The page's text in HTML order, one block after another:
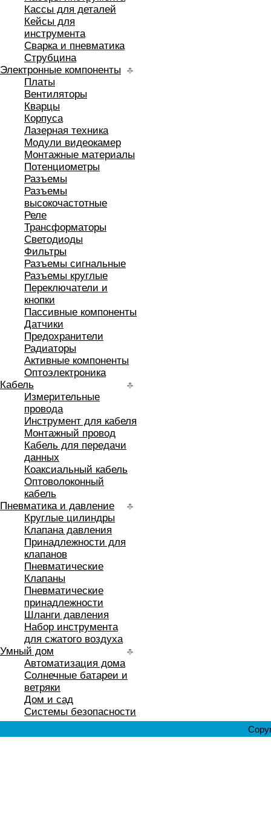
Кассы для деталей
Кейсы для
инструмента
Сварка и пневматика
Струбцина
Электронные компоненты
Платы
Вентиляторы
Кварцы
Корпуса
Лазерная техника
Модули видеокамер
Монтажные материалы
Потенциометры
Разъемы
Разъемы
высокочастотные
Реле
Трансформаторы
Светодиоды
Фильтры
Разъемы сигнальные
Разъемы круглые
Переключатели и
кнопки
Пассивные компоненты
Датчики
Предохранители
Радиаторы
Активные компоненты
Оптоэлектроника
Кабель
Измерительные
провода
Инструмент для кабеля
Монтажный провод
Кабель для передачи
данных
Коаксиальный кабель
Оптоволоконный
кабель
Пневматика и давление
Круглые цилиндры
Клапана давления
Принадлежности для
клапанов
Пневматические
Клапаны
Пневматические
принадлежности
Шланги давления
Набор инструмента
для сжатого воздуха
Умный дом
Автоматизация дома
Солнечные батареи и
ветряки
Дом и сад
Системы безопасности